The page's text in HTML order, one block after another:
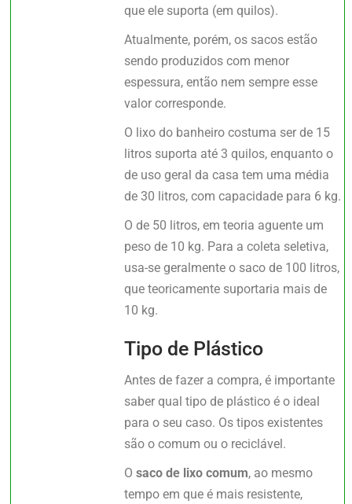
que ele suporta (em quilos).
Atualmente, porém, os sacos estão
sendo produzidos com menor
espessura, então nem sempre esse
valor corresponde.
O lixo do banheiro costuma ser de 15
litros suporta até 3 quilos, enquanto o
de uso geral da casa tem uma média
de 30 litros, com capacidade para 6 kg.
O de 50 litros, em teoria aguente um
peso de 10 kg. Para a coleta seletiva,
usa-se geralmente o saco de 100 litros,
que teoricamente suportaria mais de
10 kg.
Tipo de Plástico
Antes de fazer a compra, é importante
saber qual tipo de plástico é o ideal
para o seu caso. Os tipos existentes
são o comum ou o reciclável.
Osaco de lixo comum, ao mesmo
tempo em que é mais resistente,